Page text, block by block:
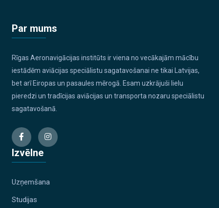
Par mums
Rīgas Aeronavigācijas institūts ir viena no vecākajām mācību
iestādēm aviācijas speciālistu sagatavošanai ne tikai Latvijas,
bet arī Eiropas un pasaules mērogā. Esam uzkrājuši lielu
pieredzi un tradīcijas aviācijas un transporta nozaru speciālistu
sagatavošanā.
Izvēlne
Uzņemšana
Studijas